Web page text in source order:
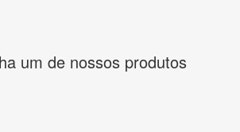
um de nossos produtos